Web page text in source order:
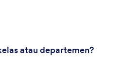
atau departemen?